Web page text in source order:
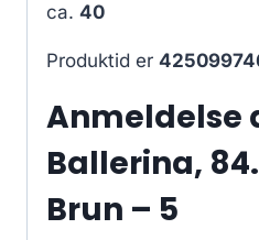
ca. 40
Produktid er
Anmeldelse
Ballerina,
Brun – 5